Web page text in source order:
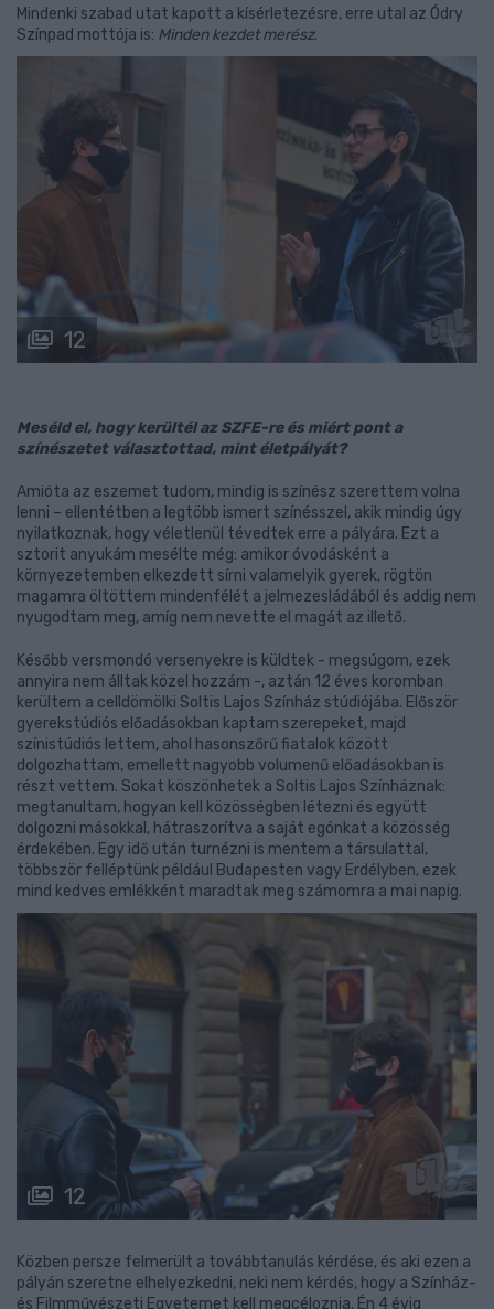
Mindenki szabad utat kapott a kísérletezésre, erre utal az Ódry
Színpad mottója is: Minden kezdet merész.
12
Meséld el, hogy kerültél az SZFE-re és miért pont a
színészetet választottad, mint életpályát?
Amióta az eszemet tudom, mindig is színész szerettem volna
lenni – ellentétben a legtöbb ismert színésszel, akik mindig úgy
nyilatkoznak, hogy véletlenül tévedtek erre a pályára. Ezt a
sztorit anyukám mesélte még: amikor óvodásként a
környezetemben elkezdett sírni valamelyik gyerek, rögtön
magamra öltöttem mindenfélét a jelmezesládából és addig nem
nyugodtam meg, amíg nem nevette el magát az illető.
Később versmondó versenyekre is küldtek - megsúgom, ezek
annyira nem álltak közel hozzám -, aztán 12 éves koromban
kerültem a celldömölki Soltis Lajos Színház stúdiójába. Először
gyerekstúdiós előadásokban kaptam szerepeket, majd
színistúdiós lettem, ahol hasonszőrű fiatalok között
dolgozhattam, emellett nagyobb volumenű előadásokban is
részt vettem. Sokat köszönhetek a Soltis Lajos Színháznak:
megtanultam, hogyan kell közösségben létezni és együtt
dolgozni másokkal, hátraszorítva a saját egónkat a közösség
érdekében. Egy idő után turnézni is mentem a társulattal,
többször felléptünk például Budapesten vagy Erdélyben, ezek
mind kedves emlékként maradtak meg számomra a mai napig.
12
Közben persze felmerült a továbbtanulás kérdése, és aki ezen a
pályán szeretne elhelyezkedni, neki nem kérdés, hogy a Színház-
és Filmművészeti Egyetemet kell megcéloznia. Én 4 évig